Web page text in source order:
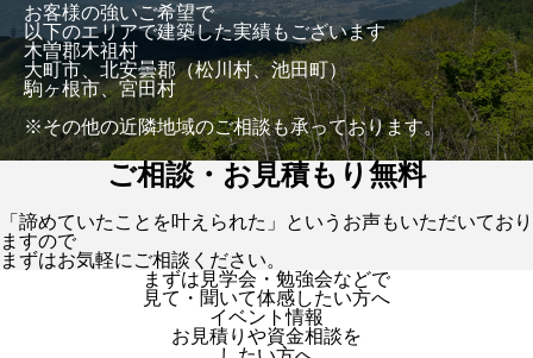
お客様の強いご希望で
以下のエリアで建築した実績もございます
木曽郡木祖村
大町市、北安曇郡（松川村、池田町）
駒ヶ根市、宮田村
※その他の近隣地域のご相談も承っております。
ご相談・お見積もり無料
「諦めていたことを叶えられた」というお声もいただいており
ますので
まずはお気軽にご相談ください。
まずは見学会・勉強会などで
見て・聞いて体感したい方へ
イベント情報
お見積りや資金相談を